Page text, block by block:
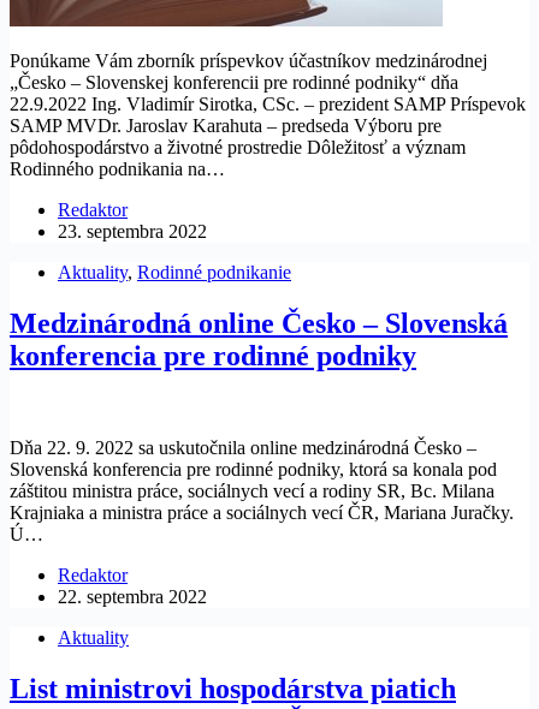
Ponúkame Vám zborník príspevkov účastníkov medzinárodnej
„Česko – Slovenskej konferencii pre rodinné podniky“ dňa
22.9.2022 Ing. Vladimír Sirotka, CSc. – prezident SAMP Príspevok
SAMP MVDr. Jaroslav Karahuta – predseda Výboru pre
pôdohospodárstvo a životné prostredie Dôležitosť a význam
Rodinného podnikania na…
Redaktor
23. septembra 2022
Aktuality, Rodinné podnikanie
Medzinárodná online Česko – Slovenská
konferencia pre rodinné podniky
Dňa 22. 9. 2022 sa uskutočnila online medzinárodná Česko –
Slovenská konferencia pre rodinné podniky, ktorá sa konala pod
záštitou ministra práce, sociálnych vecí a rodiny SR, Bc. Milana
Krajniaka a ministra práce a sociálnych vecí ČR, Mariana Juračky.
Ú…
Redaktor
22. septembra 2022
Aktuality
List ministrovi hospodárstva piatich